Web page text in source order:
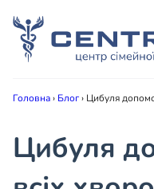
Головна› Блог› Цибуля
Цибуля